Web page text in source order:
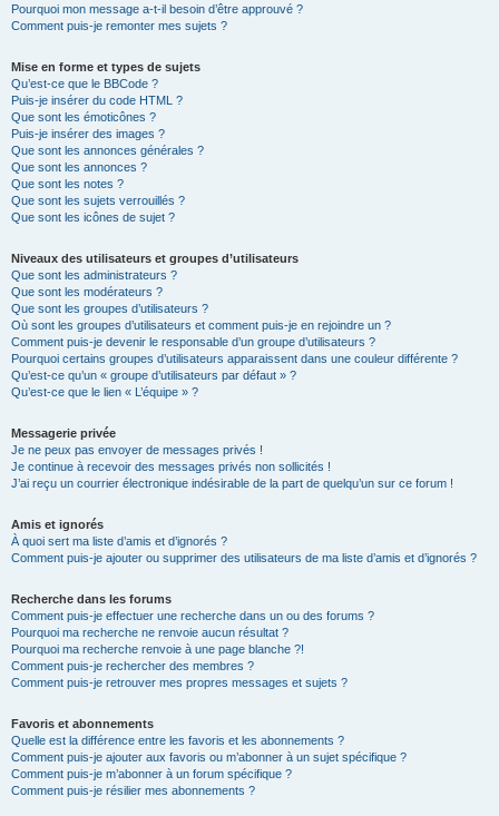
Pourquoi mon message a-t-il besoin d’être approuvé ?
Comment puis-je remonter mes sujets ?
Mise en forme et types de sujets
Qu’est-ce que le BBCode ?
Puis-je insérer du code HTML ?
Que sont les émoticônes ?
Puis-je insérer des images ?
Que sont les annonces générales ?
Que sont les annonces ?
Que sont les notes ?
Que sont les sujets verrouillés ?
Que sont les icônes de sujet ?
Niveaux des utilisateurs et groupes d’utilisateurs
Que sont les administrateurs ?
Que sont les modérateurs ?
Que sont les groupes d’utilisateurs ?
Où sont les groupes d’utilisateurs et comment puis-je en rejoindre un ?
Comment puis-je devenir le responsable d’un groupe d’utilisateurs ?
Pourquoi certains groupes d’utilisateurs apparaissent dans une couleur différente ?
Qu’est-ce qu’un « groupe d’utilisateurs par défaut » ?
Qu’est-ce que le lien « L’équipe » ?
Messagerie privée
Je ne peux pas envoyer de messages privés !
Je continue à recevoir des messages privés non sollicités !
J’ai reçu un courrier électronique indésirable de la part de quelqu’un sur ce forum !
Amis et ignorés
À quoi sert ma liste d’amis et d’ignorés ?
Comment puis-je ajouter ou supprimer des utilisateurs de ma liste d’amis et d’ignorés ?
Recherche dans les forums
Comment puis-je effectuer une recherche dans un ou des forums ?
Pourquoi ma recherche ne renvoie aucun résultat ?
Pourquoi ma recherche renvoie à une page blanche ?!
Comment puis-je rechercher des membres ?
Comment puis-je retrouver mes propres messages et sujets ?
Favoris et abonnements
Quelle est la différence entre les favoris et les abonnements ?
Comment puis-je ajouter aux favoris ou m’abonner à un sujet spécifique ?
Comment puis-je m’abonner à un forum spécifique ?
Comment puis-je résilier mes abonnements ?